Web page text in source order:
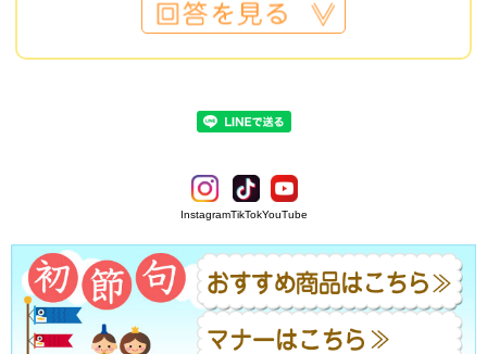
InstagramTikTokYouTube